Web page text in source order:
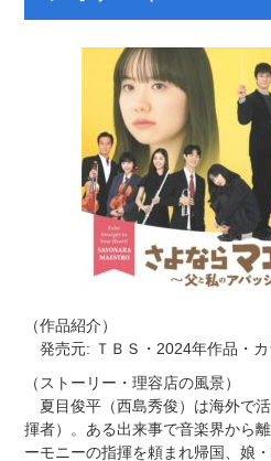
（作品紹介）
発売元: ＴＢＳ・2024年作品・
（ストーリー・理容店の風景）
夏目俊平（西島秀俊）は海外で
揮者）。ある出来事で音楽界から
ーモニーの指揮を頼まれ帰国、娘